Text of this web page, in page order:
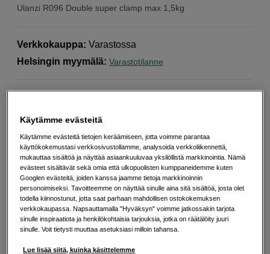
Ulanzi R096 Double super clamp max 1,5kg
Verkkokauppa: Varastossa
Helsingin myymälä: Varastotilanne
Puristimen aukkojen väli on 12-58mm
Kestää jopa 1,5 kg:n kuormia
Lisää tietoa
29 EUR
Maksa heti tai jaa useampaan osamaksuun Lue lisää
Määrä
Käytämme evästeitä
Käytämme evästeitä tietojen keräämiseen, jotta voimme parantaa
käyttökokemustasi verkkosivustollamme, analysoida verkkoliikennettä,
mukauttaa sisältöä ja näyttää asiaankuuluvaa yksilöllistä markkinointia. Nämä
evästeet sisältävät sekä omia että ulkopuolisten kumppaneidemme kuten
Googlen evästeitä, joiden kanssa jaamme tietoja markkinoinnin
personoimiseksi. Tavoitteemme on näyttää sinulle aina sitä sisältöä, josta olet
todella kiinnostunut, jotta saat parhaan mahdollisen ostokokemuksen
verkkokaupassa. Napsauttamalla "Hyväksyn" voimme jatkossakin tarjota
sinulle inspiraatiota ja henkilökohtaisia tarjouksia, jotka on räätälöity juuri
sinulle. Voit tietysti muuttaa asetuksiasi milloin tahansa.
Lue lisää siitä, kuinka käsittelemme